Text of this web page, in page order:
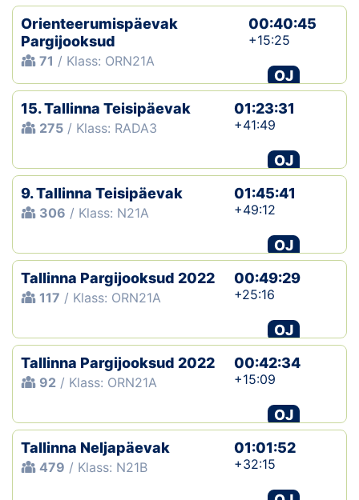
Orienteerumispäevak
Pargijooksud
71 / Klass: ORN21A
00:40:45
+15:25
OJ
15. Tallinna Teisipäevak
275 / Klass: RADA3
01:23:31
+41:49
OJ
9. Tallinna Teisipäevak
306 / Klass: N21A
01:45:41
+49:12
OJ
Tallinna Pargijooksud 2022
117 / Klass: ORN21A
00:49:29
+25:16
OJ
Tallinna Pargijooksud 2022
92 / Klass: ORN21A
00:42:34
+15:09
OJ
Tallinna Neljapäevak
479 / Klass: N21B
01:01:52
+32:15